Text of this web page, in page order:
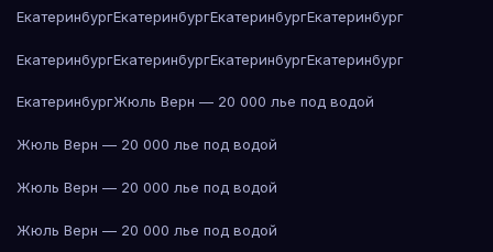
ЕкатеринбургЕкатеринбургЕкатеринбургЕкатеринбург
ЕкатеринбургЕкатеринбургЕкатеринбургЕкатеринбург
ЕкатеринбургЖюль Верн — 20 000 лье под водой
Жюль Верн — 20 000 лье под водой
Жюль Верн — 20 000 лье под водой
Жюль Верн — 20 000 лье под водой